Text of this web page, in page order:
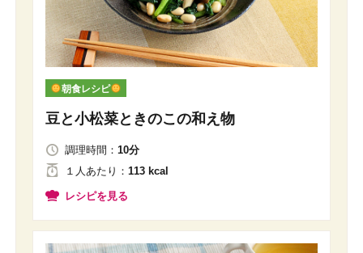
朝食レシピ
豆と小松菜ときのこの和え物
調理時間： 10分
１人あたり ： 113 kcal
レシピを見る